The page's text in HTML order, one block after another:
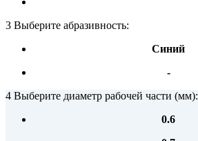
3 Выберите абразивность:
Синий
-
4 Выберите диаметр рабочей части (мм):
0.6